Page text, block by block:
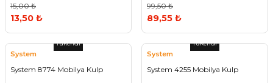
15,00 ₺
13,50 ₺
99,50 ₺
89,55 ₺
Tükendi
System
System 8774 Mobilya Kulp
Tükendi
System
System 4255 Mobilya Kulp